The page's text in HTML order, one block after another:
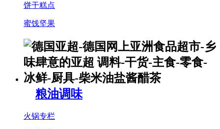
饼干糕点
蜜饯坚果
粮油调味
火锅专栏